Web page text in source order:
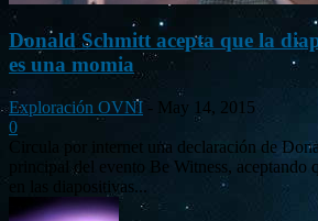
Donald Schmitt acepta que la
es una momia
Exploración OVNI - May 14, 2015
0
Circula por internet una declaración de
principal del evento Be Witness, aceptando
en las diapositivas...